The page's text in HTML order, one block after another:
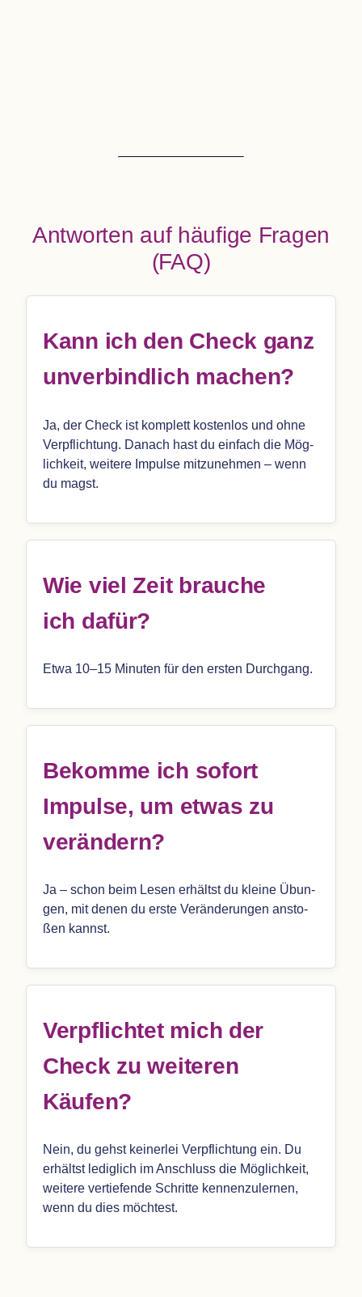
Ant­wor­ten auf häu­fige Fra­gen
(FAQ)
Kann ich den Check ganz
unver­bind­lich machen?
Ja, der Check ist kom­plett kos­ten­los und ohne
Ver­pflich­tung. Danach hast du ein­fach die Mög­
lich­keit, wei­tere Impulse mit­zu­neh­men – wenn
du magst.
Wie viel Zeit brau­che
ich dafür?
Etwa 10–15 Minu­ten für den ers­ten Durchgang.
Bekomme ich sofort
Impulse, um etwas zu
verändern?
Ja – schon beim Lesen erhältst du kleine Übun­
gen, mit denen du erste Ver­än­de­run­gen ansto­
ßen kannst.
Ver­pflich­tet mich der
Check zu wei­te­ren
Käufen?
Nein, du gehst kei­ner­lei Ver­pflich­tung ein. Du
erhältst ledig­lich im Anschluss die Mög­lich­keit,
wei­tere ver­tie­fende Schritte ken­nen­zu­ler­nen,
wenn du dies möchtest.